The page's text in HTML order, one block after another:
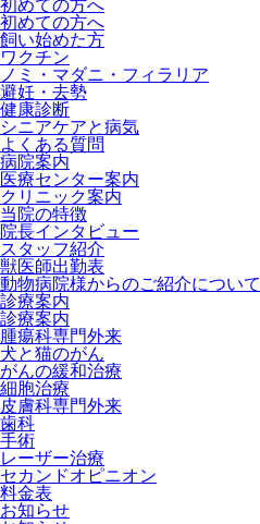
初めての方へ
初めての方へ
飼い始めた方
ワクチン
ノミ・マダニ・フィラリア
避妊・去勢
健康診断
シニアケアと病気
よくある質問
病院案内
医療センター案内
クリニック案内
当院の特徴
院長インタビュー
スタッフ紹介
獣医師出勤表
動物病院様からのご紹介について
診療案内
診療案内
腫瘍科専門外来
犬と猫のがん
がんの緩和治療
細胞治療
皮膚科専門外来
歯科
手術
レーザー治療
セカンドオピニオン
料金表
お知らせ